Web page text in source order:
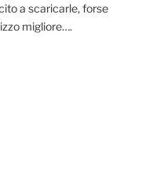
a scaricarle, forse
migliore….